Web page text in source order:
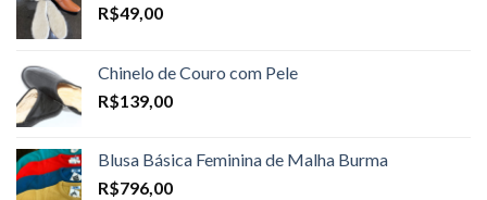
R$49,00
Chinelo de Couro com Pele
R$139,00
Blusa Básica Feminina de Malha Burma
R$796,00